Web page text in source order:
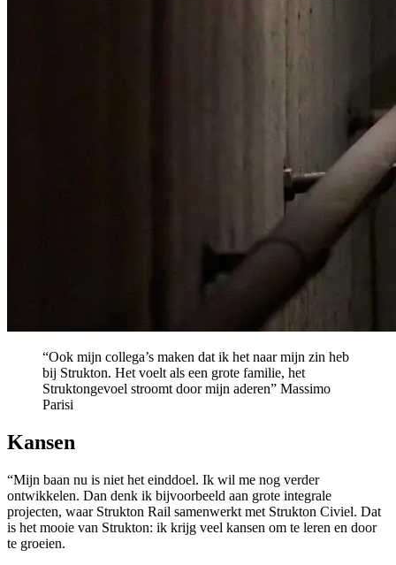
“Ook mijn collega’s maken dat ik het naar mijn zin heb
bij Strukton. Het voelt als een grote familie, het
Struktongevoel stroomt door mijn aderen” Massimo
Parisi
Kansen
“Mijn baan nu is niet het einddoel. Ik wil me nog verder
ontwikkelen. Dan denk ik bijvoorbeeld aan grote integrale
projecten, waar Strukton Rail samenwerkt met Strukton Civiel. Dat
is het mooie van Strukton: ik krijg veel kansen om te leren en door
te groeien.